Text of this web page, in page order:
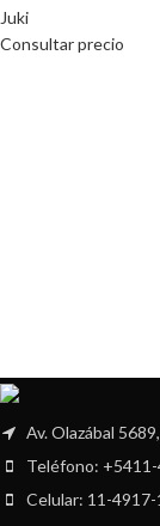
Juki
Consultar precio
Av. Olazábal
Teléfono:
Celular: 11-4917-